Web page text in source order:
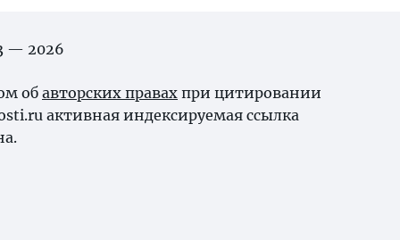
— 2026
об авторских правах при цитировании
активная индексируемая ссылка